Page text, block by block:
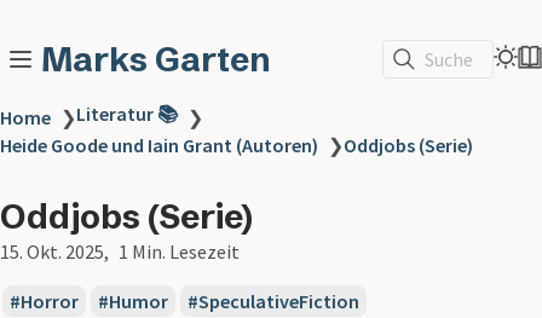
Marks Garten Suche
Home ❯Literatur 📚 ❯
Heide Goode und Iain Grant (Autoren) ❯Oddjobs (Serie)
Oddjobs (Serie)
15. Okt. 2025 1 Min. Lesezeit
Horror Humor SpeculativeFiction